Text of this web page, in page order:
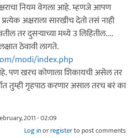
नियम वेगला आहे. म्हणजे आपण
अक्षराला सारखीच देतो तसं नाही
तर दुसर्‍याच्या मध्ये उ लिहितील....
ठेवावी लागते.
modi/index.php
पण खरच कोणाला शिकायची असेल तर
तुम्ही गृहपाठ करणार असाल तरच बरं का
2011 - 02:09
Log inorregisterto post comments